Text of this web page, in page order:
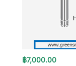
฿7,000.00